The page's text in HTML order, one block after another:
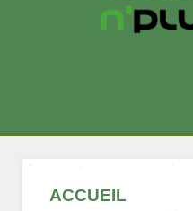
ACCUEIL